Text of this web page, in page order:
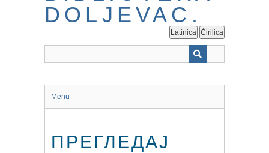
Latinica Ćirilica
Menu
ПРЕГЛЕДАЈ